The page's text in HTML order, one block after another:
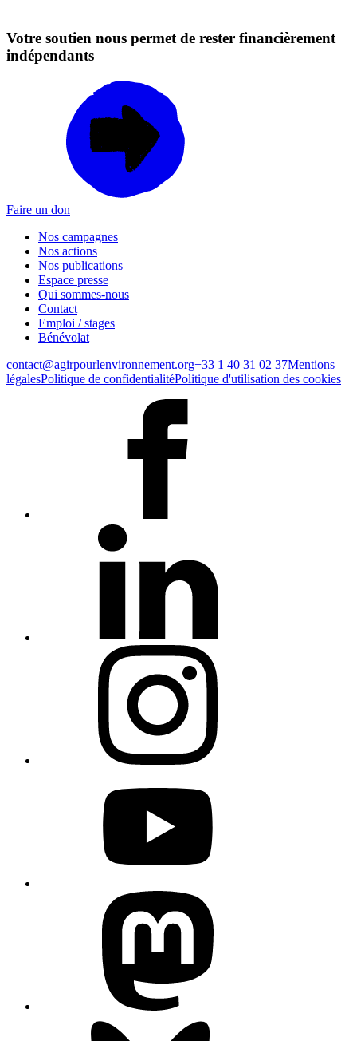
Votre soutien nous permet de rester financièrement
indépendants
Faire un don
Nos campagnes
Nos actions
Nos publications
Espace presse
Qui sommes-nous
Contact
Emploi / stages
Bénévolat
contact@agirpourlenvironnement.org+33 1 40 31 02 37Mentions
légalesPolitique de confidentialitéPolitique d'utilisation des cookies